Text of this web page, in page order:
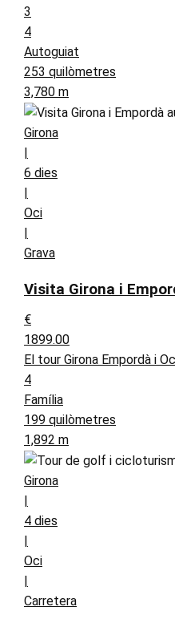
3
4
Autoguiat
253 quilòmetres
3,780 m
Girona
|
6 dies
|
Oci
|
Grava
Visita Girona i
€
1899.00
El tour Girona Empordà i
4
Família
199 quilòmetres
1,892 m
Girona
|
4 dies
|
Oci
|
Carretera